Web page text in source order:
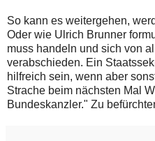
So kann es weitergehen,
Oder wie Ulrich Brunner
muss handeln und sich von
verabschieden. Ein
hilfreich sein, wenn aber
Strache beim nächsten Mal
Bundeskanzler." Zu